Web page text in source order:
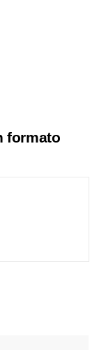
formato